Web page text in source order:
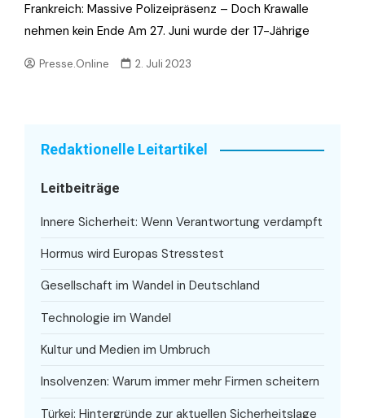
Frankreich: Massive Polizeipräsenz – Doch Krawalle
nehmen kein Ende Am 27. Juni wurde der 17-Jährige
Presse.Online 2. Juli 2023
Redaktionelle Leitartikel
Leitbeiträge
Innere Sicherheit: Wenn Verantwortung verdampft
Hormus wird Europas Stresstest
Gesellschaft im Wandel in Deutschland
Technologie im Wandel
Kultur und Medien im Umbruch
Insolvenzen: Warum immer mehr Firmen scheitern
Türkei: Hintergründe zur aktuellen Sicherheitslage